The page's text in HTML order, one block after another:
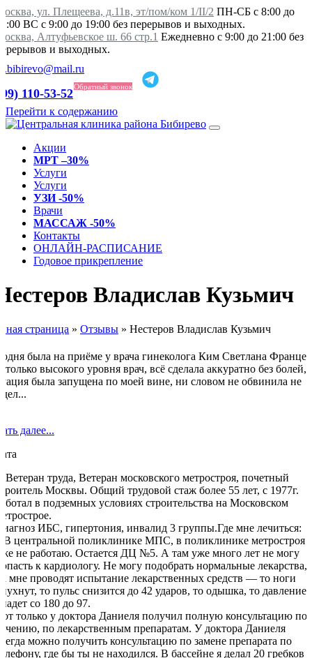
ул. Плещеева, д.11в, эт/пом/ком 1/II/2 ПН-СБ с 8:00 до
ВС с 9:00 до 19:00 без перерывов и выходных.
Алтуфьевское ш. 66 стр.1 Ежедневно с 9:00 до 21:00 без
и выходных.
110-53-52
Обратный звонок
Перейти к содержанию
Акции
МРТ –30%
Услуги
Услуги
УЗИ -50%
Врачи
МАССАЖ -50%
Контакты
ОНЛАЙН-РАСПИСАНИЕ
Годовое прикрепление
Владислав Кузьмич
страница » Отзывы » Нестеров Владислав Кузьмич
была на приёме у врача гинеколога Ким Светлана
высокого уровня врач, всё сделала аккуратно без болей,
была запущена по моей вине, ни словом не обвинила не
далее...
Ветеран труда, Ветеран московского метростроя, почетный
Москвы. Общий трудовой стаж более 55 лет, с 1977г.
в подземных условиях строительства на Московском
ИБС, гипертония, инвалид 3 группы.Где мне лечиться:
центральной поликлинике МПС, в поликлинике метростроя я
не работаю. Остается ДЦ №5. А там уже много лет не могу
к кардиологу. Не могу подобрать нормальные лекарства,
мне проводят испытание лекарственных средств — то ноги
то пульс снизится до 42 ударов, то одышка, то давление
со 180 до 97.
только у доктора Даниеля получил полную консультацию по
по лекарственным препаратам. У доктора Даниеля
можно получить консультацию по замене препарата по
где бы ты не находился. В бассейне я делал 20 гребков